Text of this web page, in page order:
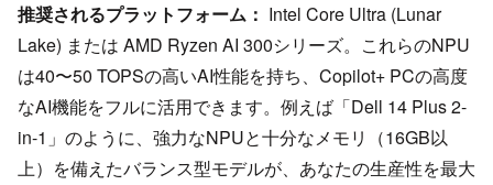
推奨されるプラットフォーム： Intel Core Ultra (Lunar
Lake) または AMD Ryzen AI 300シリーズ。これらのNPU
は40〜50 TOPSの高いAI性能を持ち、Copilot+ PCの高度
なAI機能をフルに活用できます。例えば「Dell 14 Plus 2-
in-1」のように、強力なNPUと十分なメモリ（16GB以
上）を備えたバランス型モデルが、あなたの生産性を最大